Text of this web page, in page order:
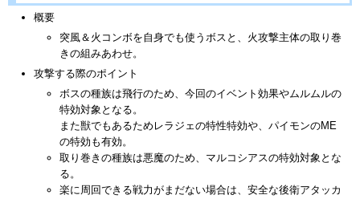
概要
突風＆火コンボを自身でも使うボスと、火攻撃主体の取り巻
きの組みあわせ。
攻撃する際のポイント
ボスの種族は飛行のため、今回のイベント効果やムルムルの
特効対象となる。
また獣でもあるためレラジェの特性特効や、パイモンのME
の特効も有効。
取り巻きの種族は悪魔のため、マルコシアスの特効対象とな
る。
楽に周回できる戦力がまだない場合は、安全な後衛アタッカ